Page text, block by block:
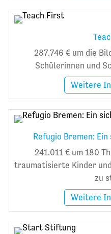
287.746 € um die
Schülerinnen und
Weitere
Refugio Bremen:
241.011 € um 180
traumatisierte Kinder
zu
Weitere